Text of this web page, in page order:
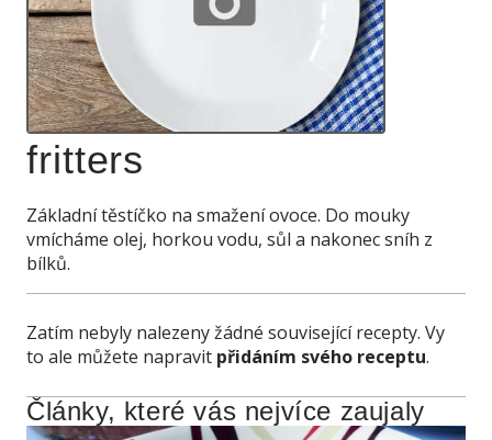
fritters
Základní těstíčko na smažení ovoce. Do mouky
vmícháme olej, horkou vodu, sůl a nakonec sníh z
bílků.
Zatím nebyly nalezeny žádné související recepty. Vy
to ale můžete napravit přidáním svého receptu.
Články, které vás nejvíce zaujaly